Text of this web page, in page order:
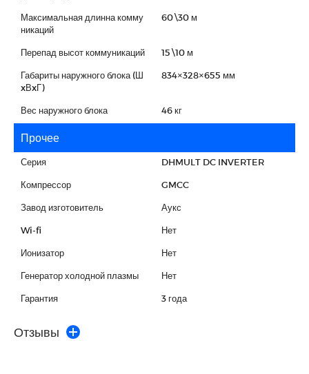
Максимальная длинна комму
никаций
60\30 м
Перепад высот коммуникаций 15\10 м
Габариты наружного блока (Ш
xВxГ)
834×328×655 мм
Вес наружного блока 46 кг
Прочее
Серия DHMULT DC INVERTER
Компрессор GMCC
Завод изготовитель Аукс
Wi-fi Нет
Ионизатор Нет
Генератор холодной плазмы Нет
Гарантия 3 года
Отзывы